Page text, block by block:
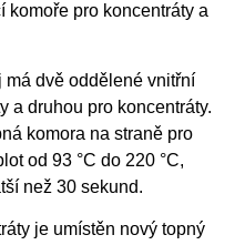
pro koncentráty a
dvě oddělené vnitřní
a druhou pro koncentráty.
komora na straně pro
od 93 °C do 220 °C,
než 30 sekund.
je umístěn nový topný